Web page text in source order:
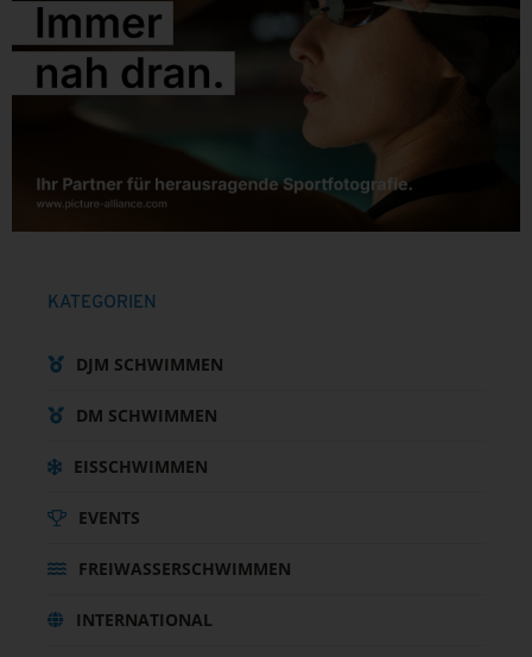
KATEGORIEN
DJM SCHWIMMEN
DM SCHWIMMEN
EISSCHWIMMEN
EVENTS
FREIWASSERSCHWIMMEN
INTERNATIONAL